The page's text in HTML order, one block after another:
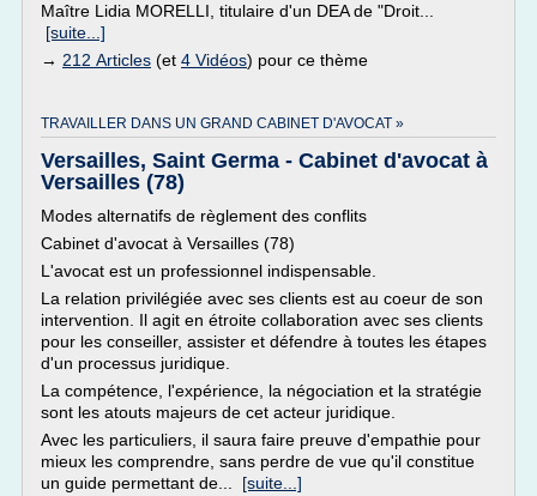
Maître Lidia MORELLI, titulaire d'un DEA de "Droit...
[suite...]
→ 212 Articles (et 4 Vidéos) pour ce thème
TRAVAILLER DANS UN GRAND CABINET D'AVOCAT »
Versailles, Saint Germa - Cabinet d'avocat à
Versailles (78)
Modes alternatifs de règlement des conflits
Cabinet d'avocat à Versailles (78)
L'avocat est un professionnel indispensable.
La relation privilégiée avec ses clients est au coeur de son
intervention. Il agit en étroite collaboration avec ses clients
pour les conseiller, assister et défendre à toutes les étapes
d'un processus juridique.
La compétence, l'expérience, la négociation et la stratégie
sont les atouts majeurs de cet acteur juridique.
Avec les particuliers, il saura faire preuve d'empathie pour
mieux les comprendre, sans perdre de vue qu'il constitue
un guide permettant de... [suite...]